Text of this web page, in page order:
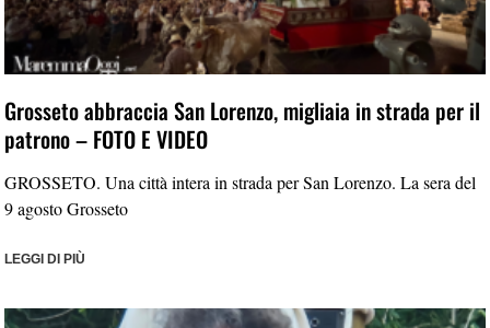
Grosseto abbraccia San Lorenzo, migliaia in strada per il
patrono – FOTO E VIDEO
GROSSETO. Una città intera in strada per San Lorenzo. La sera del
9 agosto Grosseto
LEGGI DI PIÙ